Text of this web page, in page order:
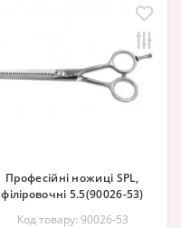
Професійні ножиці SPL,
філіровочні 5.5(90026-53)
Код товару: 90026-53